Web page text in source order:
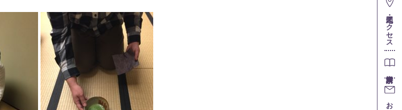
地図・アクセス
お問合せ